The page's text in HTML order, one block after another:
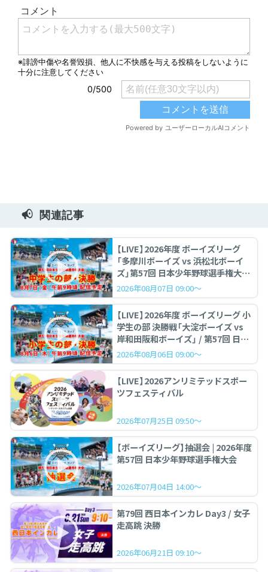
関連記事
【LIVE】2026年度 ボーイズリーグ
「多摩川ボーイズ vs 浜松北ボーイ
ズ」第57回 日本少年野球選手権大会
中学生の部 決勝戦
2026年08月07日 09:00～
【LIVE】2026年度 ボーイズリーグ 小
学生の部 決勝戦「大淀ボーイズ vs
岸和田阪和ボーイズ」 / 第57回 日本
少年野球選手権大会
2026年08月06日 09:00～
【LIVE】2026アンリミテッドスポー
ツフェスティバル
2026年07月25日 09:50～
【ボーイズリーグ】抽選会 | 2026年度
第57回 日本少年野球選手権大会
2026年07月04日 14:00～
第79回 西日本インカレ Day3 / 女子
走高跳 決勝
2026年06月21日 09:10～